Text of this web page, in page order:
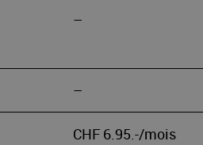
–
–
CHF 6.95.-/mois